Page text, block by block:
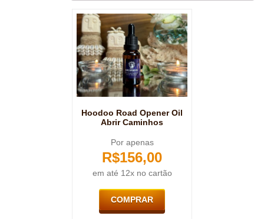
Hoodoo Road Opener Oil
Abrir Caminhos
Por apenas
R$156,00
em até 12x no cartão
COMPRAR